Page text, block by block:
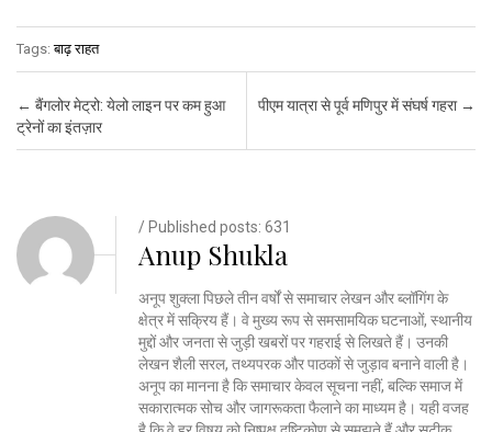
Tags:बाढ़ राहत
Post navigation
← बैंगलोर मेट्रो: येलो लाइन पर कम हुआ
ट्रेनों का इंतज़ार
पीएम यात्रा से पूर्व मणिपुर में संघर्ष गहरा →
/ Published posts: 631
Anup Shukla
अनूप शुक्ला पिछले तीन वर्षों से समाचार लेखन और ब्लॉगिंग के
क्षेत्र में सक्रिय हैं। वे मुख्य रूप से समसामयिक घटनाओं, स्थानीय
मुद्दों और जनता से जुड़ी खबरों पर गहराई से लिखते हैं। उनकी
लेखन शैली सरल, तथ्यपरक और पाठकों से जुड़ाव बनाने वाली है।
अनूप का मानना है कि समाचार केवल सूचना नहीं, बल्कि समाज में
सकारात्मक सोच और जागरूकता फैलाने का माध्यम है। यही वजह